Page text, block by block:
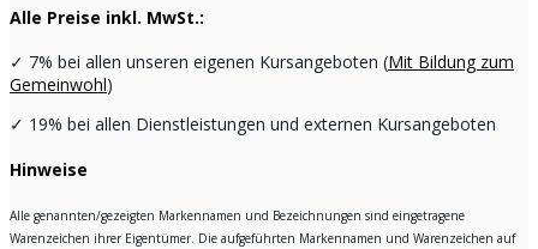
Alle Preise inkl. MwSt.:
✓ 7% bei allen unseren eigenen Kursangeboten (Mit Bildung zum
Gemeinwohl)
✓ 19% bei allen Dienstleistungen und externen Kursangeboten
Hinweise
Alle genannten/gezeigten Markennamen und Bezeichnungen sind eingetragene
Warenzeichen ihrer Eigentümer. Die aufgeführten Markennamen und Warenzeichen auf